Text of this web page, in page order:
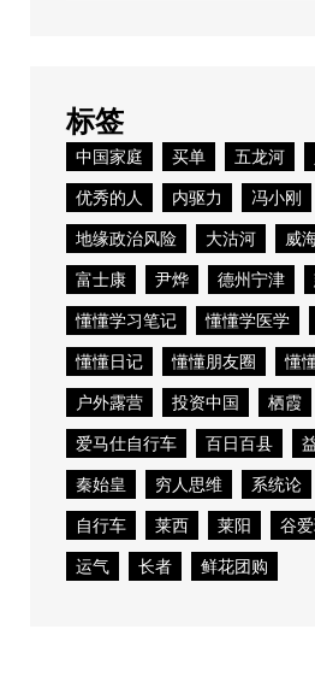
标签
中国家庭 买单 五龙河
优秀的人
内驱力 冯小刚
地缘政治风险
大沽河 威
富士康
尹烨 德州宁津
懂懂学习笔记
懂懂学医学
懂懂日记
懂懂朋友圈
懂
户外露营
投资中国 栖霞
爱马仕自行车
百日百县
秦始皇
穷人思维 系统论
自行车
莱西 莱阳 谷
运气
长者 鲜花团购